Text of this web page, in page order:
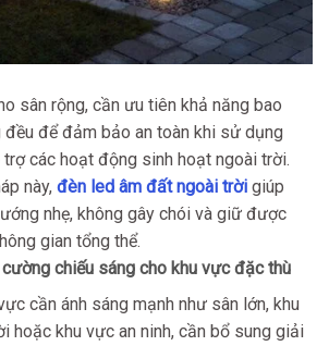
sân rộng, cần ưu tiên khả năng bao
đều để đảm bảo an toàn khi sử dụng
các hoạt động sinh hoạt ngoài trời.
này, đèn led âm đất ngoài trời giúp
nhẹ, không gây chói và giữ được
gian tổng thể.
chiếu sáng cho khu vực đặc thù
cần ánh sáng mạnh như sân lớn, khu
hoặc khu vực an ninh, cần bổ sung giải